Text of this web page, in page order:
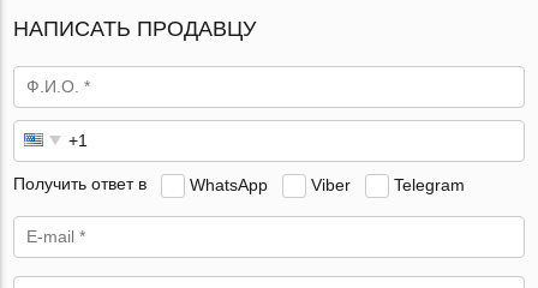
НАПИСАТЬ ПРОДАВЦУ
Получить ответ в WhatsApp Viber Telegram